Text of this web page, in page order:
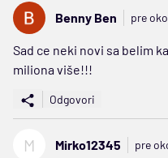
Benny Ben pre
Sad ce neki novi sa belim
miliona više!!!
Odgovori
M Mirko12345 pre